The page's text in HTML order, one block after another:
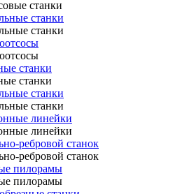
станки
станки
станки
станки
станки
станки
станки
линейки
линейки
ребровой станок
ребровой станок
пилорамы
пилорамы